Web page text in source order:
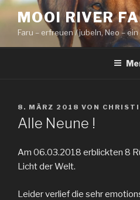
Zum
Inhalt
springen
MOOI RIVER
Faru – erfreuen / jubeln, Neo –
VERÖFFENTLICHT
AM
8. MÄRZ 2018 VON
Alle Neune !
Am 06.03.2018 erblickten 8
Licht der Welt.
Leider verlief die sehr